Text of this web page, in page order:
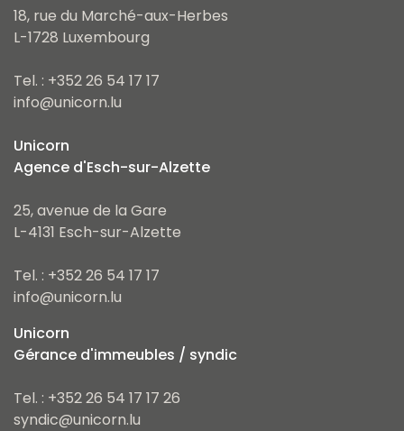
18, rue du Marché-aux-Herbes
L-1728 Luxembourg
Tel. : +352 26 54 17 17
info@unicorn.lu
Unicorn
Agence d'Esch-sur-Alzette
25, avenue de la Gare
L-4131 Esch-sur-Alzette
Tel. : +352 26 54 17 17
info@unicorn.lu
Unicorn
Gérance d'immeubles / syndic
Tel. : +352 26 54 17 17 26
syndic@unicorn.lu